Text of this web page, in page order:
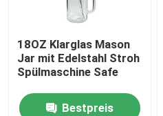
18OZ Klarglas Mason
Jar mit Edelstahl Stroh
Spülmaschine Safe
Bestpreis